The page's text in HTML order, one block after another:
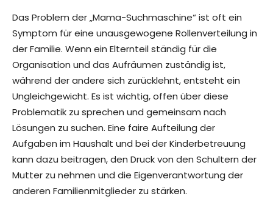
Das Problem der „Mama-Suchmaschine“ ist oft ein
Symptom für eine unausgewogene Rollenverteilung in
der Familie. Wenn ein Elternteil ständig für die
Organisation und das Aufräumen zuständig ist,
während der andere sich zurücklehnt, entsteht ein
Ungleichgewicht. Es ist wichtig, offen über diese
Problematik zu sprechen und gemeinsam nach
Lösungen zu suchen. Eine faire Aufteilung der
Aufgaben im Haushalt und bei der Kinderbetreuung
kann dazu beitragen, den Druck von den Schultern der
Mutter zu nehmen und die Eigenverantwortung der
anderen Familienmitglieder zu stärken.